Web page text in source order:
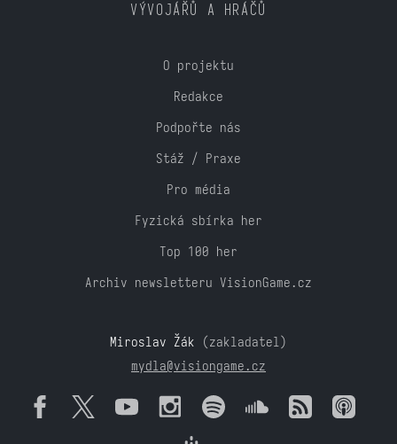
VÝVOJÁŘŮ A HRÁČŮ
O projektu
Redakce
Podpořte nás
Stáž / Praxe
Pro média
Fyzická sbírka her
Top 100 her
Archiv newsletteru VisionGame.cz
Miroslav Žák (zakladatel)
mydla@visiongame.cz